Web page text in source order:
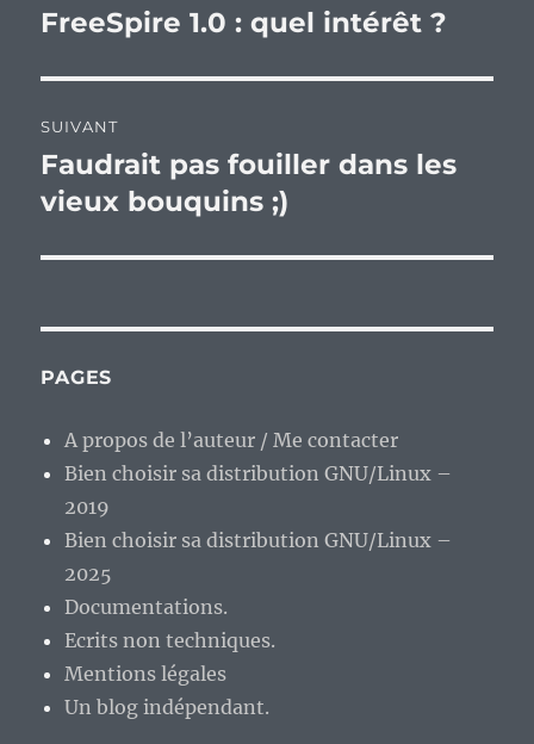
de
Publication
FreeSpire 1.0 : quel intérêt ?
SUIVANT
Publication
suivante :
Faudrait pas fouiller dans les
vieux bouquins ;)
PAGES
A propos de l’auteur / Me contacter
Bien choisir sa distribution GNU/Linux –
2019
Bien choisir sa distribution GNU/Linux –
2025
Documentations.
Ecrits non techniques.
Mentions légales
Un blog indépendant.